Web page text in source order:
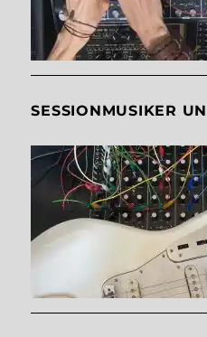
SESSIONMUSIKER